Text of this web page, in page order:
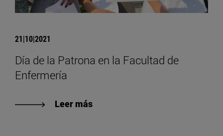
21|10|2021
Día de la Patrona en la Facultad de
Enfermería
Leer más